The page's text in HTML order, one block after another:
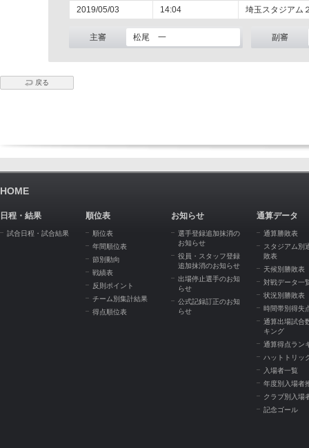
2019/05/03
14:04 埼玉スタジアム
主審 松尾 一 副審
戻る
HOME
日程・結果
試合日程・試合結果
順位表
順位表
年間順位表
節別動向
戦績表
反則ポイント
チーム別集計結果
得点順位表
お知らせ
選手登録追加抹消の
お知らせ
役員・スタッフ登録
追加抹消のお知らせ
出場停止選手のお知
らせ
公式記録訂正のお知
らせ
通算データ
通算勝敗表
スタジアム別
敗表
天候別勝敗表
対戦データ一
状況別勝敗表
時間帯別得失
通算出場試合
キング
通算得点ラン
ハットトリッ
入場者一覧
年度別入場者
クラブ別入場
記念ゴール